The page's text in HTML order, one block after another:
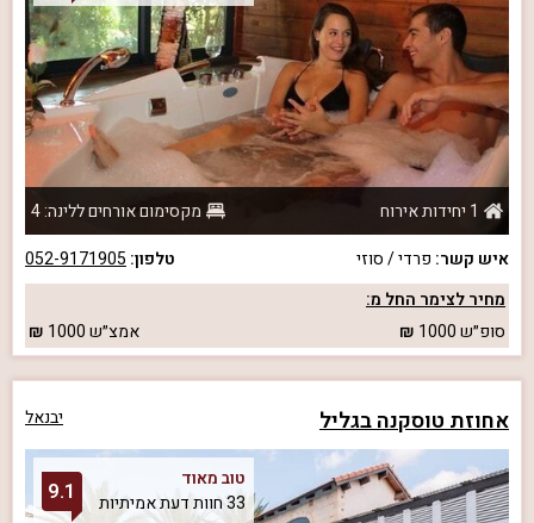
1 יחידות אירוח
מקסימום אורחים ללינה: 4
איש קשר: פרדי / סוזי טלפון: 052-9171905
מחיר לצימר החל מ:
סופ״ש1000 אמצ״ש1000
אחוזת טוסקנה בגליל יבנאל
טוב מאוד
33 חוות דעת אמיתיות
9.1